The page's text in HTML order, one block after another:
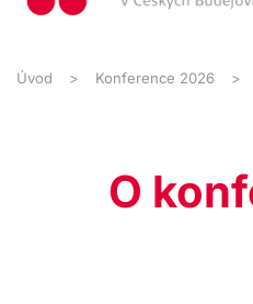
Úvod Konference 2026
O